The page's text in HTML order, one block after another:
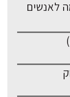
לאנשים